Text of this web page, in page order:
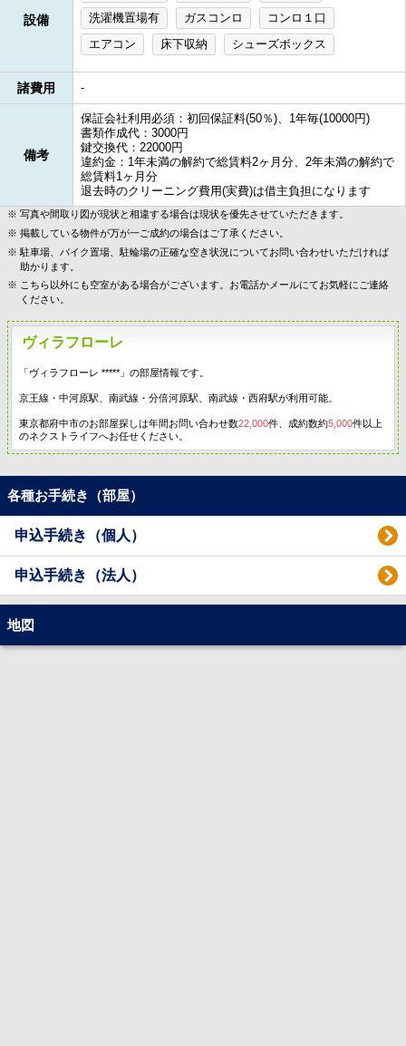
設備 洗濯機置場有 ガスコンロ
コンロ１口
エアコン
床下収納 シューズボックス
諸費用 -
備考
保証会社利用必須：初回保証料(50％)、1年毎(10000円)
書類作成代：3000円
鍵交換代：22000円
違約金：1年未満の解約で総賃料2ヶ月分、2年未満の解約で
総賃料1ヶ月分
退去時のクリーニング費用(実費)は借主負担になります
写真や間取り図が現状と相違する場合は現状を優先させていただきます。
掲載している物件が万が一ご成約の場合はご了承ください。
駐車場、バイク置場、駐輪場の正確な空き状況についてお問い合わせいただければ
助かります。
こちら以外にも空室がある場合がございます。お電話かメールにてお気軽にご連絡
ください。
ヴィラフローレ
「ヴィラフローレ *****」の部屋情報です。
京王線・中河原駅、南武線・分倍河原駅、南武線・西府駅が利用可能。
東京都府中市のお部屋探しは年間お問い合わせ数22,000件、成約数約5,000件以上
のネクストライフへお任せください。
各種お手続き（部屋）
申込手続き（個人）
申込手続き（法人）
地図